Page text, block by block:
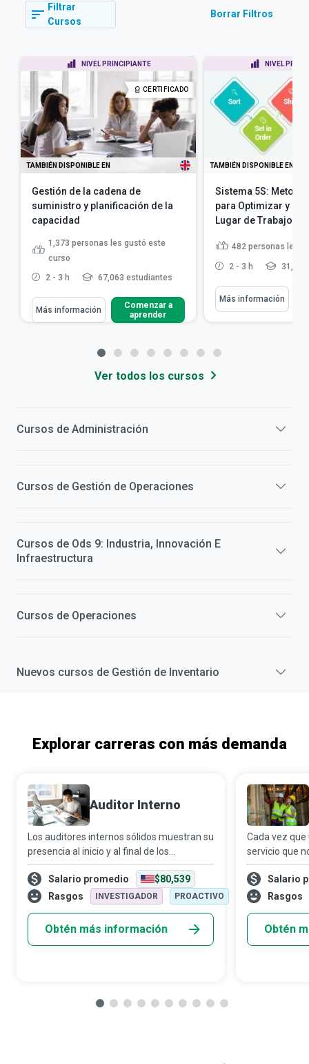
Filtrar
Cursos
Borrar Filtros
NIVEL PRINCIPIANTE
CERTIFICADO
TAMBIÉN DISPONIBLE EN
Gestión de la cadena de
suministro y planificación de la
capacidad
1,373 personas les gustó este
curso
2 - 3 h
67,063 estudiantes
Más información
Comenzar a
aprender
NIVEL
TAMBIÉN DISPONIBLE EN
Sistema 5S:
para Optimizar y
Lugar de Trabajo
482 personas les
2 - 3 h
Más información
Ver todos los cursos
Cursos de Administración
Cursos de Gestión de Operaciones
Cursos de Ods 9: Industria, Innovación E
Infraestructura
Cursos de Operaciones
Nuevos cursos de Gestión de Inventario
Explorar carreras con más demanda
Auditor Interno
Los auditores internos sólidos muestran su
presencia al inicio y al final de los
proyectos de mejora continua. Al principio,
identifican oportunidades de mejora; al
final, proporcionan un mecanismo pa
Salario promedio
$80,539
Rasgos
INVESTIGADOR PROACTIVO
Obtén más información
Cada vez
servicio que
satisfechos,
especialista
que se
Salario
Rasgos
Obtén